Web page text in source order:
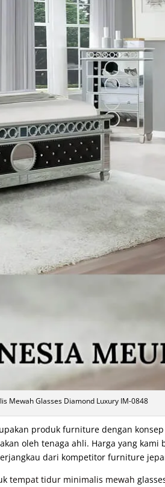
Mewah Glasses Diamond Luxury IM-0848
produk furniture dengan
oleh tenaga ahli. Harga yang
dari kompetitor furniture
tempat tidur minimalis mewah